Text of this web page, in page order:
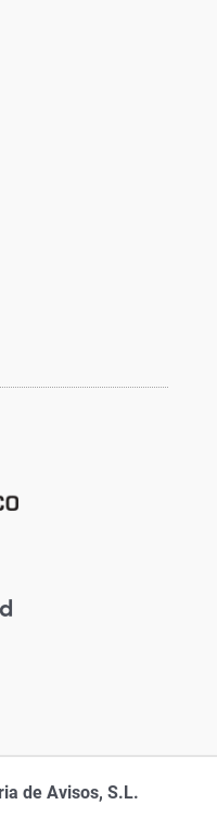
de Avisos, S.L.